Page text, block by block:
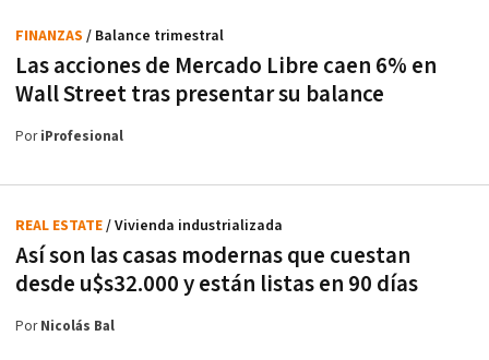
Las acciones de Mercado Libre caen 6% en
Wall Street tras presentar su balance
FINANZAS / Balance trimestral
PoriProfesional
Así son las casas modernas que cuestan
desde u$s32.000 y están listas en 90 días
REAL ESTATE/ Vivienda industrializada
PorNicolás Bal